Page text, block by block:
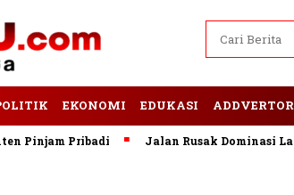
EKONOMI EDUKASI
Pribadi Jalan Rusak Dominasi Laporan